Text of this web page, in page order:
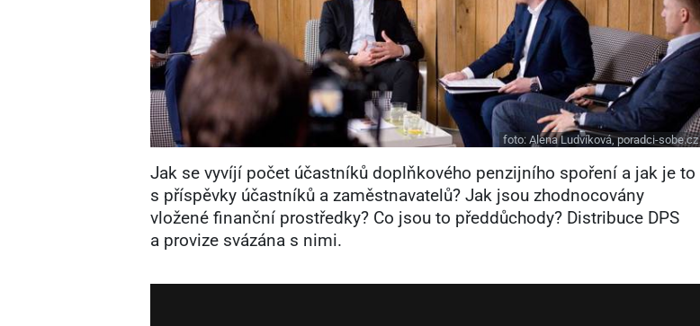
foto:Alena Ludvíková, poradci-sobe.cz
Jak se vyvíjí počet účastníků doplňkového penzijního spoření a jak je to
s příspěvky účastníků a zaměstnavatelů? Jak jsou zhodnocovány
vložené finanční prostředky? Co jsou to předdůchody? Distribuce DPS
a provize svázána s nimi.